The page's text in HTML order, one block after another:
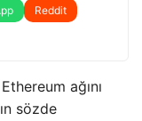
Reddit
ağını
sözde